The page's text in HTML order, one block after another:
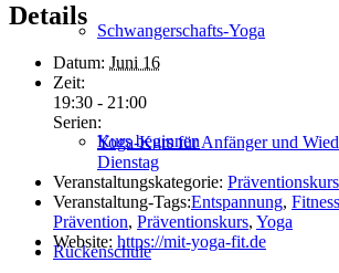
Schwanger­schafts-Yoga
Kurs beginnen
Rückenschule
Details
Datum: Juni 16
Zeit:
19:30 - 21:00
Serien:
Yoga-Kurs für Anfänger und
Dienstag
Veranstaltungskategorie:
Veranstaltung-Tags:Entspannung, Fitness
Prävention, Präventionskurs, Yoga
Website: https://mit-yoga-fit.de